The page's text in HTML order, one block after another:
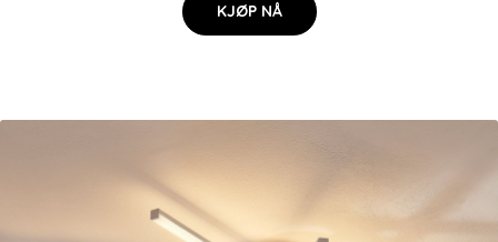
KJØP NÅ